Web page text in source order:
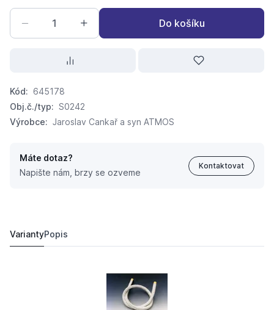
Do košíku
Kód: 645178
Obj.č./typ: S0242
Výrobce: Jaroslav Cankař a syn ATMOS
Máte dotaz?
Napište nám, brzy se ozveme
Kontaktovat
VariantyPopis